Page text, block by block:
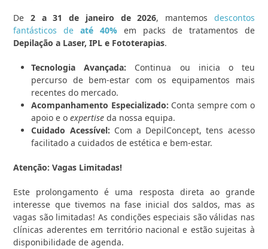
De2 a 31 de janeiro de 2026, mantemos descontos
fantásticos deaté 40% em packs de tratamentos de
Depilação a Laser, IPL e Fototerapias.
Tecnologia Avançada: Continua ou inicia o teu
percurso de bem-estar com os equipamentos mais
recentes do mercado.
Acompanhamento Especializado: Conta sempre com o
apoio e oexpertise da nossa equipa.
Cuidado Acessível: Com a DepilConcept, tens acesso
facilitado a cuidados de estética e bem-estar.
Atenção: Vagas Limitadas!
Este prolongamento é uma resposta direta ao grande
interesse que tivemos na fase inicial dos saldos, mas as
vagas são limitadas! As condições especiais são válidas nas
clínicas aderentes em território nacional e estão sujeitas à
disponibilidade de agenda.